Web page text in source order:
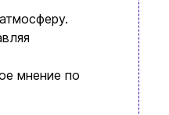
мнение по